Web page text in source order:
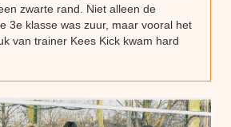
zwarte rand. Niet alleen de
3e klasse was zuur, maar vooral het
van trainer Kees Kick kwam hard